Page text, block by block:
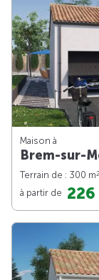
Maison à
Brem-sur-
Terrain de : 300 m2
à partir de 226